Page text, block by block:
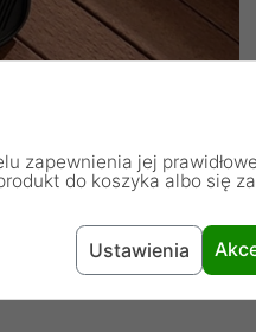
zapewnienia jej
do koszyka albo się
Ustawienia